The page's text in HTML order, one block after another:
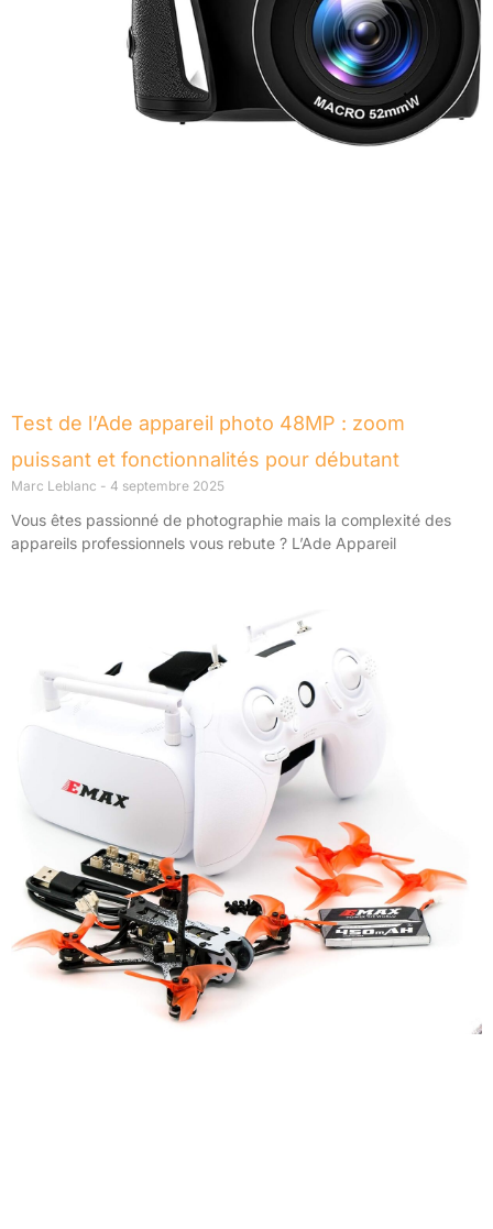
Test de l’Ade appareil photo 48MP : zoom
puissant et fonctionnalités pour débutant
Marc Leblanc 4 septembre 2025
Vous êtes passionné de photographie mais la complexité des
appareils professionnels vous rebute ? L’Ade Appareil